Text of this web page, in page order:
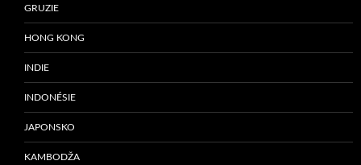
GRUZIE
HONG KONG
INDIE
INDONÉSIE
JAPONSKO
KAMBODŽA